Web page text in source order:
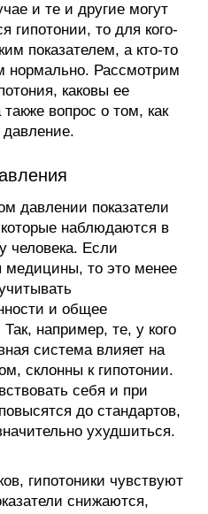
и те и другие могут
гипотонии, то для кого-
показателем, а кто-то
нормально. Рассмотрим
каковы ее
вопрос о том, как
давлении показатели
наблюдаются в
человека. Если
медицины, то это менее
и общее
например, те, у кого
система влияет на
склонны к гипотонии.
себя и при
до стандартов,
ухудшиться.
гипотоники чувствуют
снижаются,